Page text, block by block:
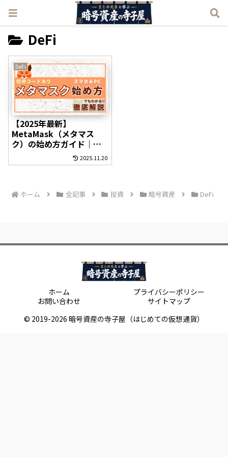
DeFi
DeFi
【2025年最新】
MetaMask（メタマス
ク）の始め方ガイド｜初
心者でもスマホ・PCで簡
単にウォレット作成！招
2025.11.20
ホーム 全記事 投資 暗号資産 DeFi
ホーム
プライバシーポリシー
お問い合わせ
サイトマップ
© 2019-2026 暗号資産の寺子屋（はじめての仮想通貨）